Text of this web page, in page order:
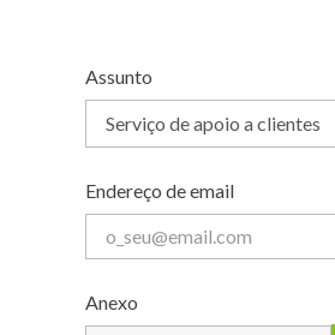
Assunto
Endereço de email
Anexo